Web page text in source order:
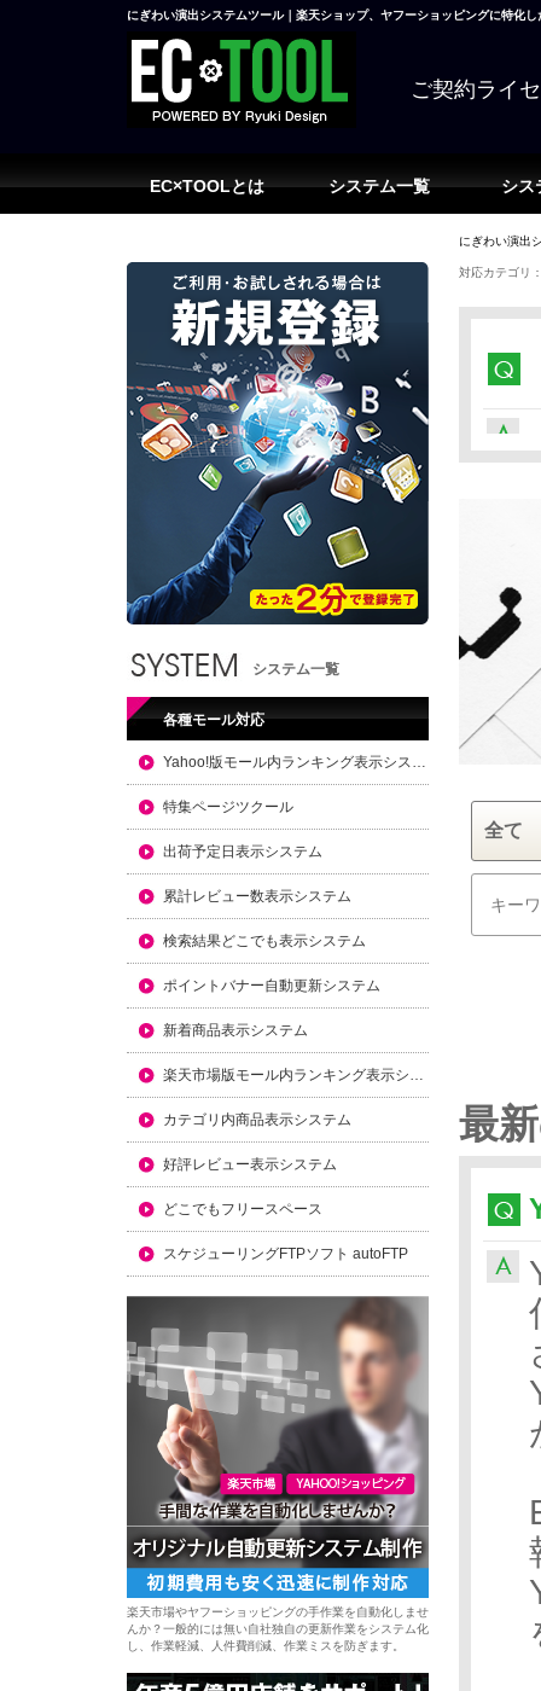
にぎわい演出システムツール｜楽天ショップ、ヤフーショッピングに特化
ご契約ライ
EC×TOOLとは システム一覧 シス
システム一覧
各種モール対応
Yahoo!版モール内ランキング表示システム
特集ページツクール
出荷予定日表示システム
累計レビュー数表示システム
検索結果どこでも表示システム
ポイントバナー自動更新システム
新着商品表示システム
楽天市場版モール内ランキング表示システム
カテゴリ内商品表示システム
好評レビュー表示システム
どこでもフリースペース
スケジューリングFTPソフト autoFTP
楽天市場やヤフーショッピングの手作業を自動化しませ
んか？一般的には無い自社独自の更新作業をシステム化
し、作業軽減、人件費削減、作業ミスを防ぎます。
にぎわい演出
対応カテゴリ
最